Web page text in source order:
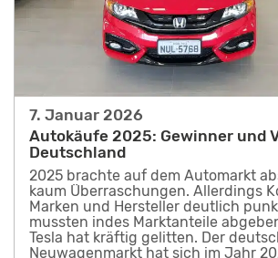
7. Januar 2026
Autokäufe 2025: Gewinner und
Deutschland
2025 brachte auf dem Automarkt
kaum Überraschungen. Allerdings
Marken und Hersteller deutlich
mussten indes Marktanteile
Tesla hat kräftig gelitten. Der
Neuwagenmarkt hat sich im Jahr